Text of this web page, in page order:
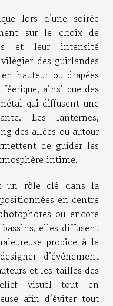
lors d’une soirée
sur le choix de
et leur intensité
des guirlandes
hauteur ou drapées
ainsi que des
qui diffusent une
Les lanternes,
des allées ou autour
de guider les
intime.
un rôle clé dans la
en centre
ou encore
elles diffusent
propice à la
d’événement
et les tailles des
visuel tout en
afin d’éviter tout